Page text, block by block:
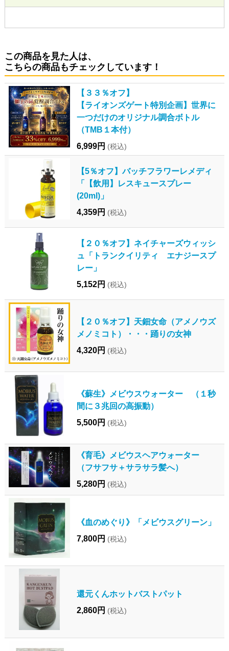
この商品を見た人は、
こちらの商品もチェックしています！
【３３％オフ】
【ライオンズゲート特別企画】世界に
一つだけのオリジナル調合ボトル
（TMB１本付）
6,999円 (税込)
【5％オフ】バッチフラワーレメディ
「【飲用】レスキュースプレー
(20ml)」
4,359円 (税込)
【２０％オフ】ネイチャーズウィッシ
ュ「トランクイリティ エナジースプ
レー」
5,152円 (税込)
【２０％オフ】天鈿女命（アメノウズ
メノミコト）・・・踊りの女神
4,320円 (税込)
《蘇生》メビウスウォーター （１秒
間に３兆回の高振動）
5,500円 (税込)
《育毛》メビウスヘアウォーター
（フサフサ＋サラサラ髪へ）
5,280円 (税込)
《血のめぐり》「メビウスグリーン」
7,800円 (税込)
還元くんホットバストパット
2,860円 (税込)